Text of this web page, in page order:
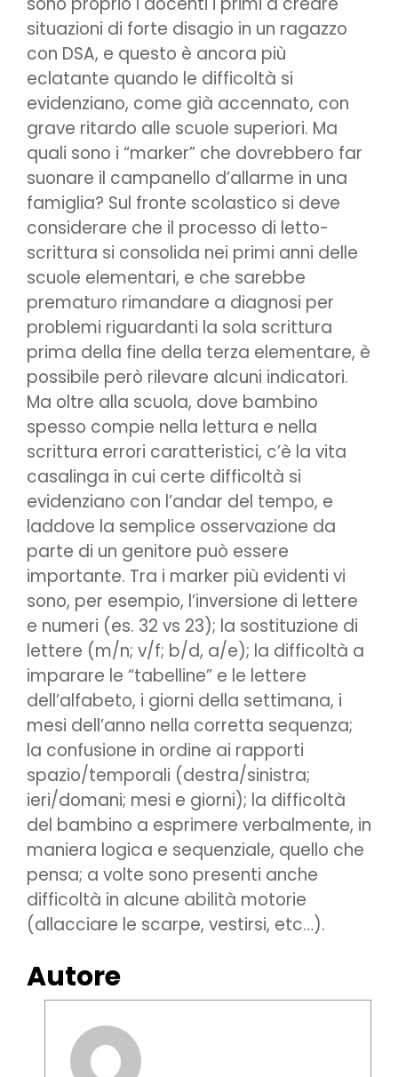
situazioni di forte disagio in un ragazzo
con DSA, e questo è ancora più
eclatante quando le difficoltà si
evidenziano, come già accennato, con
grave ritardo alle scuole superiori. Ma
quali sono i “marker” che dovrebbero far
suonare il campanello d’allarme in una
famiglia? Sul fronte scolastico si deve
considerare che il processo di letto-
scrittura si consolida nei primi anni delle
scuole elementari, e che sarebbe
prematuro rimandare a diagnosi per
problemi riguardanti la sola scrittura
prima della fine della terza elementare, è
possibile però rilevare alcuni indicatori.
Ma oltre alla scuola, dove bambino
spesso compie nella lettura e nella
scrittura errori caratteristici, c’è la vita
casalinga in cui certe difficoltà si
evidenziano con l’andar del tempo, e
laddove la semplice osservazione da
parte di un genitore può essere
importante. Tra i marker più evidenti vi
sono, per esempio, l’inversione di lettere
e numeri (es. 32 vs 23); la sostituzione di
lettere (m/n; v/f; b/d, a/e); la difficoltà a
imparare le “tabelline” e le lettere
dell’alfabeto, i giorni della settimana, i
mesi dell’anno nella corretta sequenza;
la confusione in ordine ai rapporti
spazio/temporali (destra/sinistra;
ieri/domani; mesi e giorni); la difficoltà
del bambino a esprimere verbalmente, in
maniera logica e sequenziale, quello che
pensa; a volte sono presenti anche
difficoltà in alcune abilità motorie
(allacciare le scarpe, vestirsi, etc…).
Autore